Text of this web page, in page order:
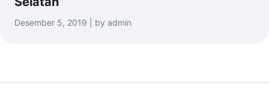
Desember 5, 2019 | by admin